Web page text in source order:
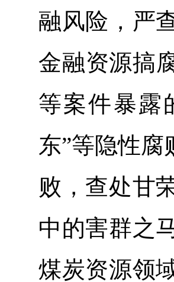
融风险，严
金融资源搞
等案件暴露
东”等隐性
败，查处甘
中的害群之
煤炭资源领